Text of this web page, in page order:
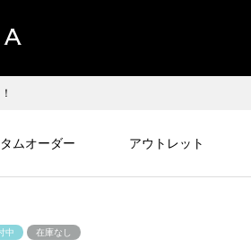
ムオーダー アウトレット
中 在庫なし